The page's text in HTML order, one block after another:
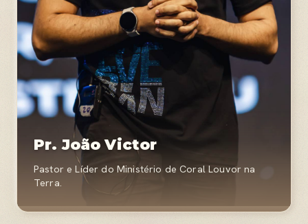
Pr. João Victor
Pastor e Líder do Ministério de Coral Louvor na
Terra.